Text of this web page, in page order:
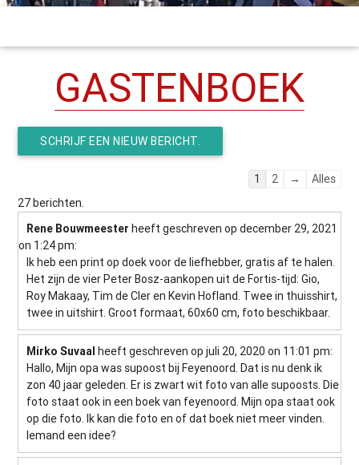
GASTENBOEK
Navigatie
de
gastenboek-
1 2 →
Alles
27 berichten.
Rene Bouwmeester heeft geschreven op december 29, 2021
on 1:24 pm:
Ik heb een print op doek voor de liefhebber, gratis af te halen.
Het zijn de vier Peter Bosz-aankopen uit de Fortis-tijd: Gio,
Roy Makaay, Tim de Cler en Kevin Hofland. Twee in thuisshirt,
twee in uitshirt. Groot formaat, 60x60 cm, foto beschikbaar.
Mirko Suvaal heeft geschreven op juli 20, 2020 on 11:01 pm:
Hallo, Mijn opa was supoost bij Feyenoord. Dat is nu denk ik
zon 40 jaar geleden. Er is zwart wit foto van alle supoosts. Die
foto staat ook in een boek van feyenoord. Mijn opa staat ook
op die foto. Ik kan die foto en of dat boek niet meer vinden.
Iemand een idee?